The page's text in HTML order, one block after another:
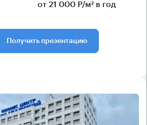
от 21 000 Р/м² в год
Получить презентацию